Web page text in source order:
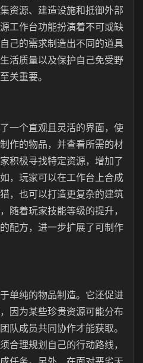
资源、建造设施和抵御外部
工作台功能扮演着不可或缺
己的需求制造出不同的道具
活质量以及保护自己免受野
关重要。
一个直观且灵活的界面，使
作的物品，并查看所需的材
积极寻找特定资源，增加了
，玩家可以在工作台上合成
，也可以打造更复杂的建筑
随着玩家技能等级的提升，
配方，进一步扩展了可制作
单纯的物品制造。它还促进
因为某些珍贵资源可能分布
队成员共同协作才能获取。
合理规划自己的行动路线，